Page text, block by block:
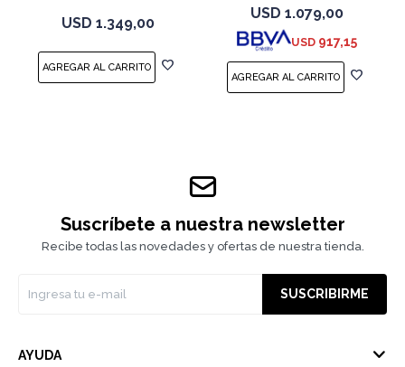
USD 1.349,00
Space Gray
USD 1.079,00
USD 917,15
Suscríbete a nuestra newsletter
Recibe todas las novedades y ofertas de nuestra tienda.
SUSCRIBIRME
AYUDA